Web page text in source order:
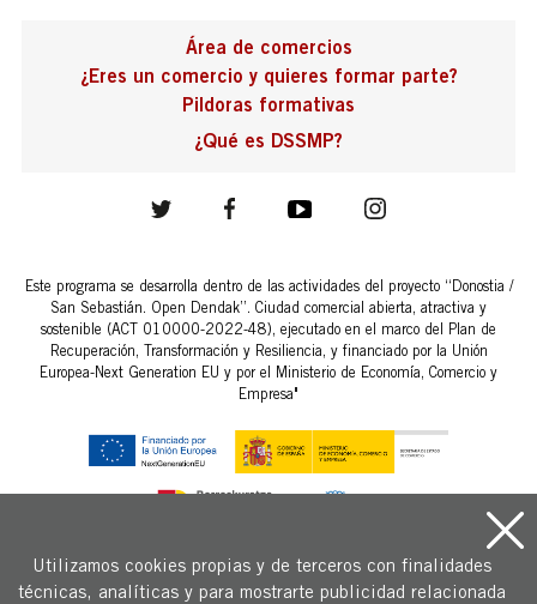
¿Qué es DSSMP?
Área de comercios
¿Eres un comercio y quieres formar parte?
Pildoras formativas
Este programa se desarrolla dentro de las actividades del proyecto “Donostia /
San Sebastián. Open Dendak”. Ciudad comercial abierta, atractiva y
sostenible (ACT 010000-2022-48), ejecutado en el marco del Plan de
Recuperación, Transformación y Resiliencia, y financiado por la Unión
Europea-Next Generation EU y por el Ministerio de Economía, Comercio y
Empresa"
Copyright © 2026 Fomento San Sebastián.
Utilizamos cookies propias y de terceros con finalidades
técnicas, analíticas y para mostrarte publicidad relacionada